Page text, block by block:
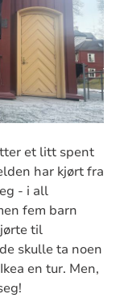
et litt spent
har kjørt fra
- i all
fem barn
til
skulle ta noen
en tur. Men,